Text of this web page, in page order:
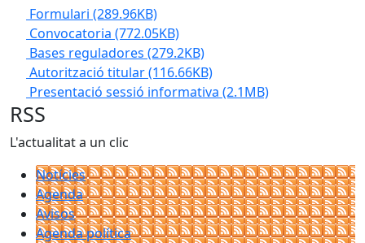
Formulari (289.96KB)
Convocatoria (772.05KB)
Bases reguladores (279.2KB)
Autorització titular(116.66KB)
Presentació sessió informativa (2.1MB)
RSS
L'actualitat a un clic
Notícies
Agenda
Avisos
Agenda política